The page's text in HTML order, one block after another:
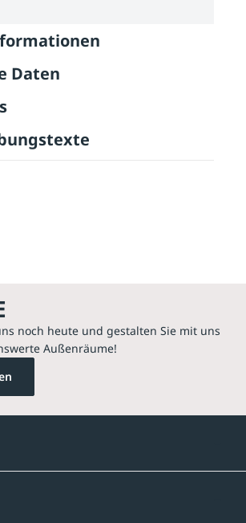
Daten
noch heute und gestalten Sie mit uns
Außenräume!